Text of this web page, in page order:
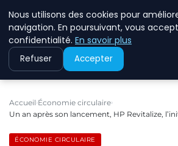
Accueil Économie circulaire
Un an après son lancement, HP Revitalize,
ÉCONOMIE CIRCULAIRE
Nous utilisons des cookies pour
navigation. En poursuivant, vous
confidentialité. En savoir plus
Refuser Accepter